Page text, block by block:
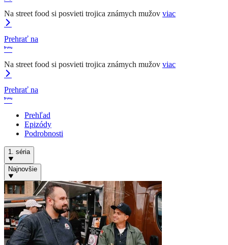
Na street food si posvieti trojica známych mužov viac
Prehrať na
Na street food si posvieti trojica známych mužov viac
Prehrať na
Prehľad
Epizódy
Podrobnosti
1. séria
Najnovšie